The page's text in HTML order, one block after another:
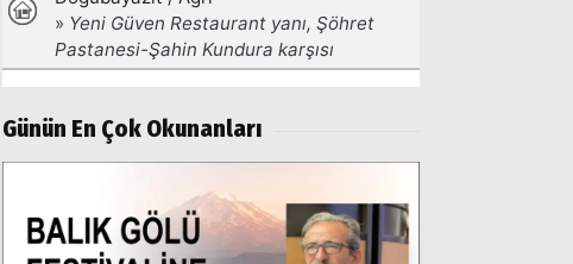
Günün En Çok Okunanları